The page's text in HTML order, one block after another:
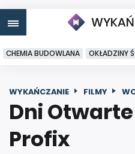
CHEMIA BUDOWLANA OKŁADZINY
WYKAŃCZANIE FILMY
Dni
Profix